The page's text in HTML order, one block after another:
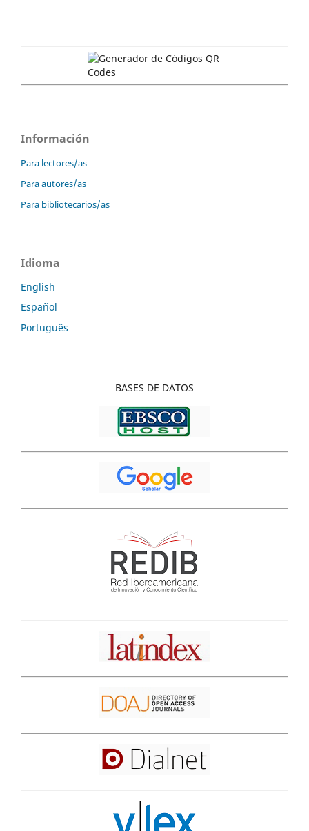
Información
Para lectores/as
Para autores/as
Para bibliotecarios/as
Idioma
English
Español
Português
BASES DE DATOS